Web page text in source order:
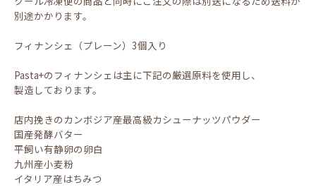
別途かかります。
フィナンシェ（プレーン）3個入り
Pasta+のフィナンシェは主に下記の厳選原料を使用し、
製造しております。
店内挽きのカンボジア産最高級カシューナッツパウダー
国産発酵バター
平飼い有静卵の卵白
九州産小麦粉
イタリア産はちみつ